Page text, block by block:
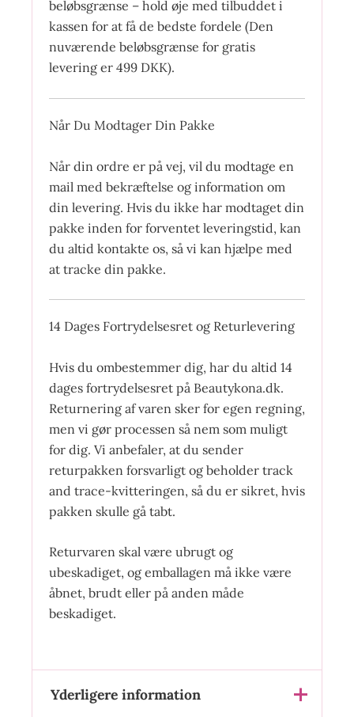
beløbsgrænse – hold øje med tilbuddet i
kassen for at få de bedste fordele (Den
nuværende beløbsgrænse for gratis
levering er 499 DKK).
Når Du Modtager Din Pakke
Når din ordre er på vej, vil du modtage en
mail med bekræftelse og information om
din levering. Hvis du ikke har modtaget din
pakke inden for forventet leveringstid, kan
du altid kontakte os, så vi kan hjælpe med
at tracke din pakke.
14 Dages Fortrydelsesret og Returlevering
Hvis du ombestemmer dig, har du altid 14
dages fortrydelsesret på Beautykona.dk.
Returnering af varen sker for egen regning,
men vi gør processen så nem som muligt
for dig. Vi anbefaler, at du sender
returpakken forsvarligt og beholder track
and trace-kvitteringen, så du er sikret, hvis
pakken skulle gå tabt.
Returvaren skal være ubrugt og
ubeskadiget, og emballagen må ikke være
åbnet, brudt eller på anden måde
beskadiget.
Yderligere information